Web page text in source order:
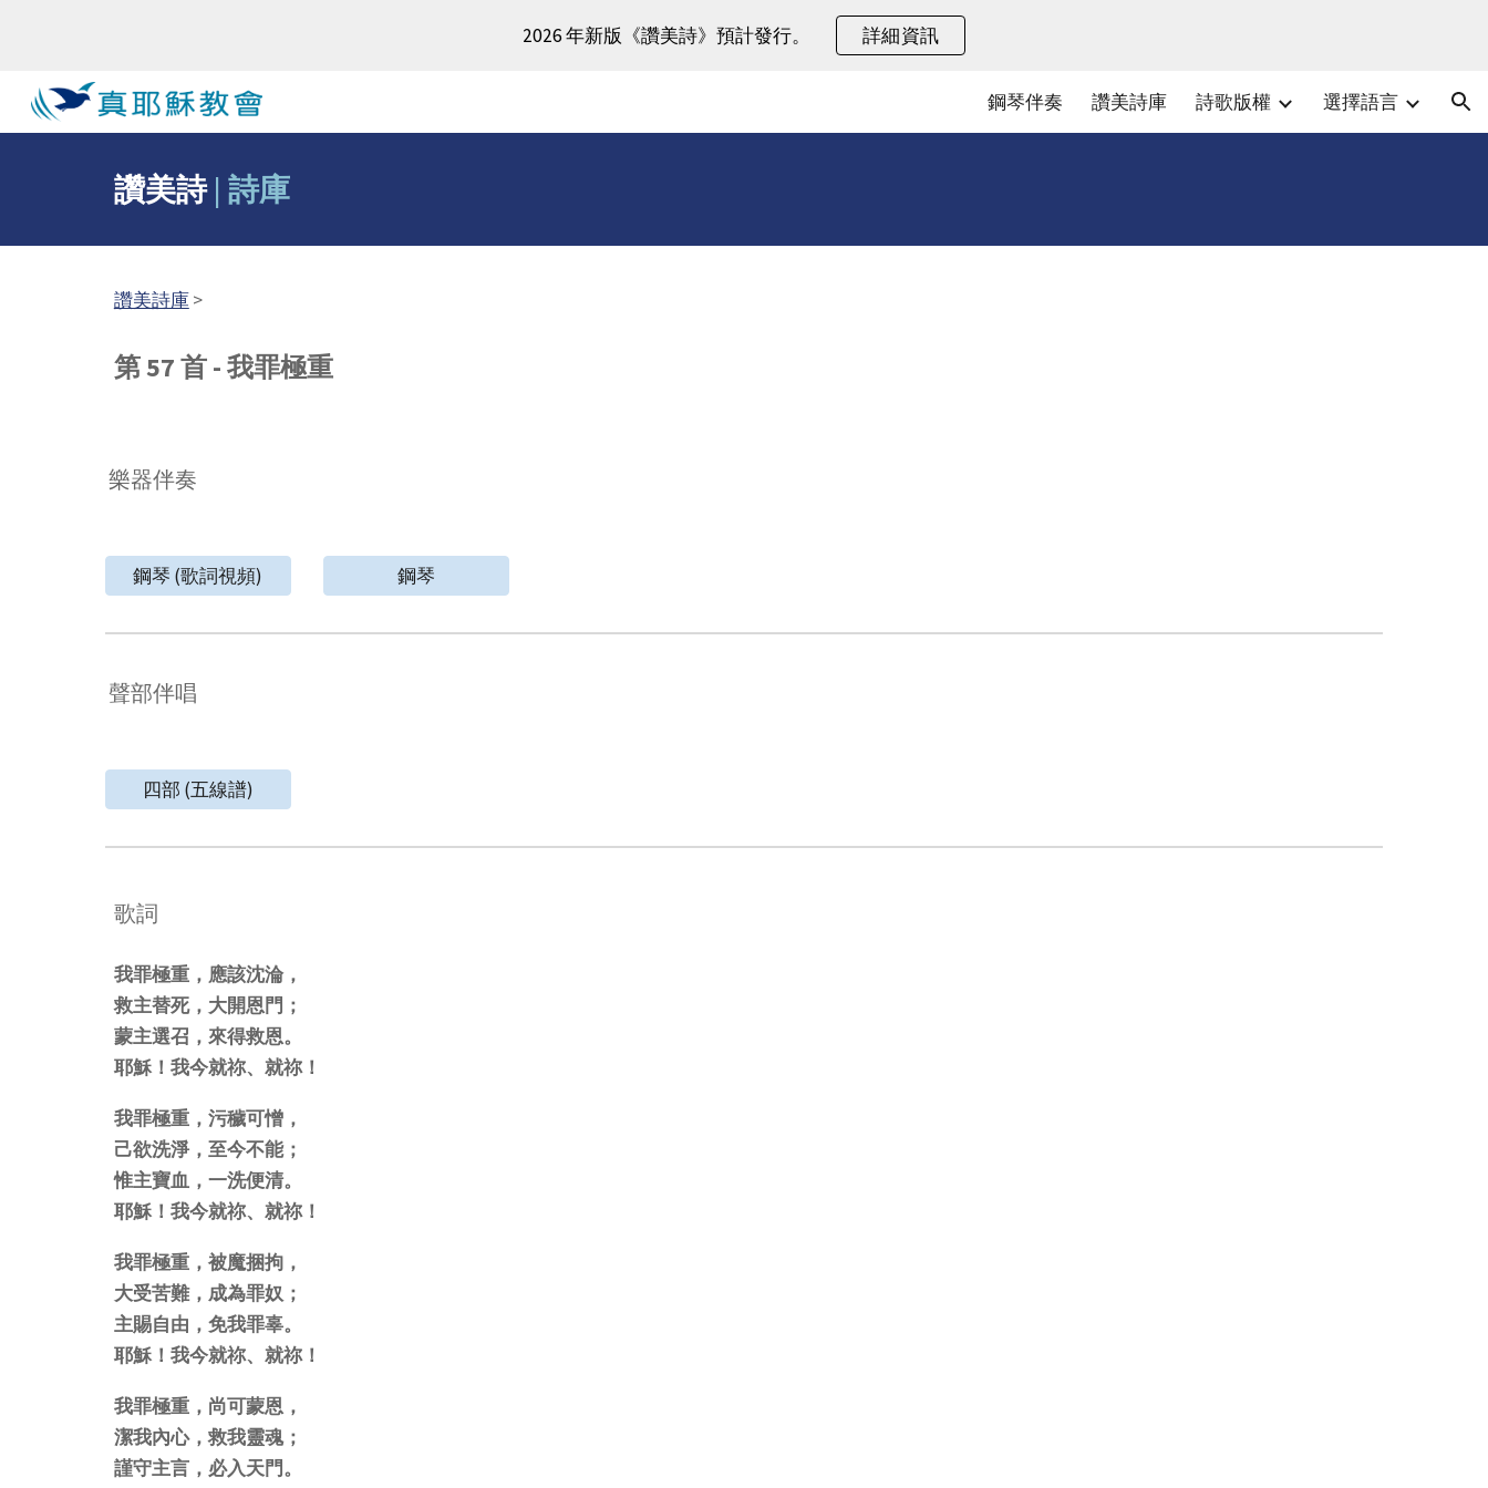
Skip to main content Skip to navigation
2026 年新版《讚美詩》預計發行。 詳細資訊
鋼琴伴奏 讚美詩庫 詩歌版權 選擇語言
讚美詩| 詩庫
讚美詩庫>
第 57 首 - 我罪極重
樂器伴奏
鋼琴 (歌詞視頻) 鋼琴
聲部伴唱
四部 (五線譜)
歌詞
我罪極重，應該沈淪，
救主替死，大開恩門；
蒙主選召，來得救恩。
耶穌！我今就祢、就祢！
我罪極重，污穢可憎，
己欲洗淨，至今不能；
惟主寶血，一洗便清。
耶穌！我今就祢、就祢！
我罪極重，被魔捆拘，
大受苦難，成為罪奴；
主賜自由，免我罪辜。
耶穌！我今就祢、就祢！
我罪極重，尚可蒙恩，
潔我內心，救我靈魂；
謹守主言，必入天門。